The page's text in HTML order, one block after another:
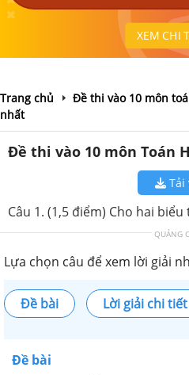
XEM CHI
Trang chủ
Đề thi vào 10 môn
nhất
Đề thi vào 10 môn Toán
Tải
Câu 1. (1,5 điểm) Cho hai biểu
QUẢNG
Lựa chọn câu để xem lời giải
Đề bài Lời giải chi tiết
Đề bài